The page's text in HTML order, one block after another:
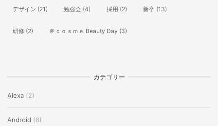
デザイン (21) 勉強会 (4) 採用 (2) 新卒 (13)
研修 (2) ＠ｃｏｓｍｅ Beauty Day (3)
カテゴリー
Alexa (2)
Android (8)